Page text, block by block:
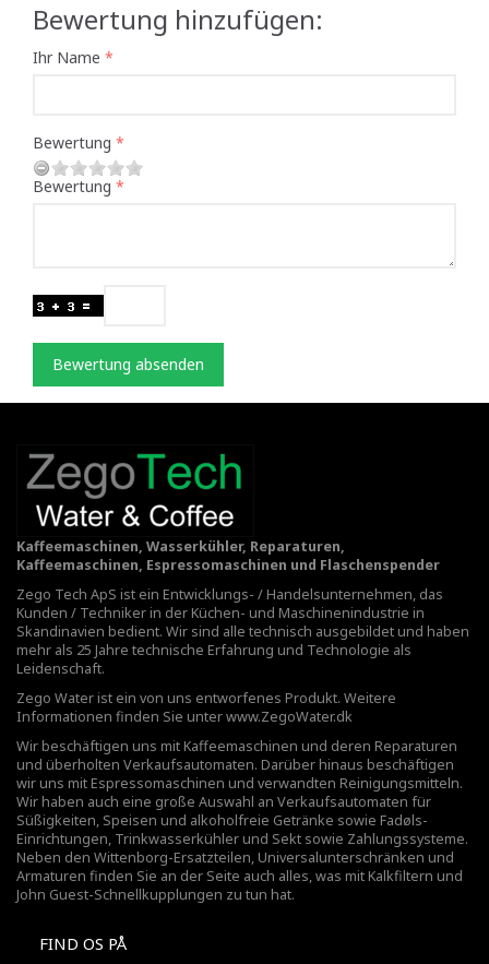
Bewertung hinzufügen:
Ihr Name
Bewertung
Bewertung
Bewertung absenden
Kaffeemaschinen, Wasserkühler, Reparaturen,
Kaffeemaschinen, Espressomaschinen und Flaschenspender
Zego Tech ApS ist ein Entwicklungs- / Handelsunternehmen, das
Kunden / Techniker in der Küchen- und Maschinenindustrie in
Skandinavien bedient. Wir sind alle technisch ausgebildet und haben
mehr als 25 Jahre technische Erfahrung und Technologie als
Leidenschaft.
Zego Water ist ein von uns entworfenes Produkt. Weitere
Informationen finden Sie unterwww.ZegoWater.dk
Wir beschäftigen uns mit Kaffeemaschinen und deren Reparaturen
und überholten Verkaufsautomaten. Darüber hinaus beschäftigen
wir uns mit Espressomaschinen und verwandten Reinigungsmitteln.
Wir haben auch eine große Auswahl an Verkaufsautomaten für
Süßigkeiten, Speisen und alkoholfreie Getränke sowie Fadøls-
Einrichtungen, Trinkwasserkühler und Sekt sowie Zahlungssysteme.
Neben den Wittenborg-Ersatzteilen, Universalunterschränken und
Armaturen finden Sie an der Seite auch alles, was mit Kalkfiltern und
John Guest-Schnellkupplungen zu tun hat.
FIND OS PÅ